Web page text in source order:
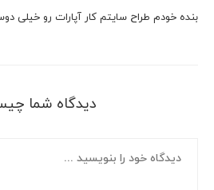
بنده خودم طراح سایتم کار آپارات رو خیلی
دیدگاه شما